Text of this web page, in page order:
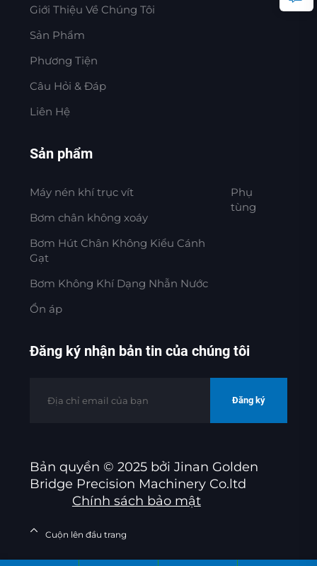
Giới Thiệu Về Chúng Tôi
Sản Phẩm
Phương Tiện
Câu Hỏi & Đáp
Liên Hệ
Sản phẩm
Máy nén khí trục vít
Bơm chân không xoáy
Bơm Hút Chân Không Kiểu Cánh
Gạt
Bơm Không Khí Dạng Nhẫn Nước
Ổn áp
Phụ
tùng
Đăng ký nhận bản tin của chúng tôi
Đăng ký
Bản quyền © 2025 bởi Jinan Golden
Bridge Precision Machinery Co.ltd
Chính sách bảo mật
Cuộn lên đầu trang